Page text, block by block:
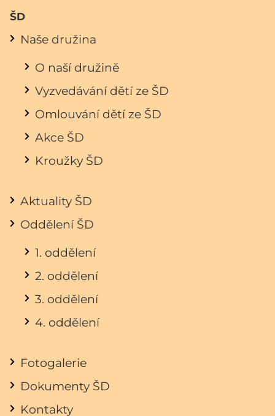
ŠD
Naše družina
O naší družině
Vyzvedávání dětí ze ŠD
Omlouvání dětí ze ŠD
Akce ŠD
Kroužky ŠD
Aktuality ŠD
Oddělení ŠD
1. oddělení
2. oddělení
3. oddělení
4. oddělení
Fotogalerie
Dokumenty ŠD
Kontakty